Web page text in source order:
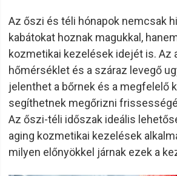
Az őszi és téli hónapok nemcsak
kabátokat hoznak magukkal,
kozmetikai kezelések idejét is. Az
hőmérséklet és a száraz levegő
jelenthet a bőrnek és a megfelelő
segíthetnek megőrizni
Az őszi-téli időszak ideális
aging kozmetikai kezelések
milyen előnyökkel járnak ezek a